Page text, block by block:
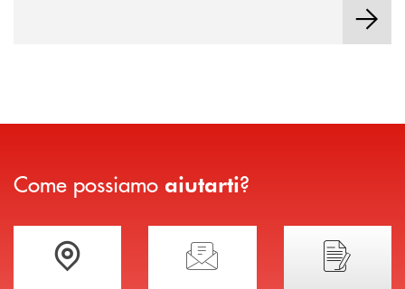
Come possiamo aiutarti?
Trova la filiale più vicina a teHai bisogno di assistenza immediata?
Hai bisogno di